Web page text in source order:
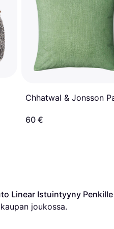
Chhatwal & Jonsson
60 €
Linear Istuintyyny Penkille
kaupan joukossa.